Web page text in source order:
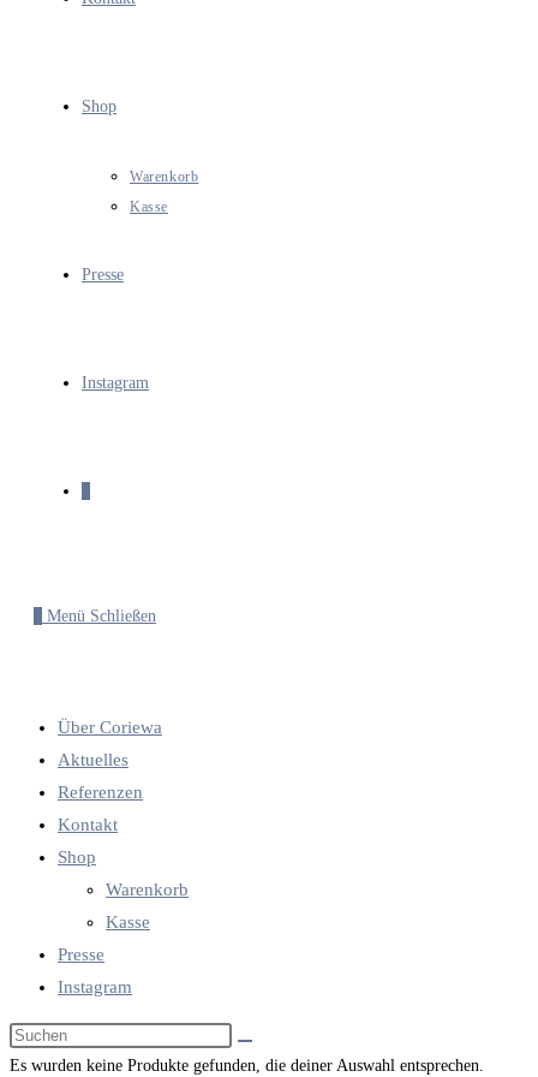
Shop
Warenkorb
Kasse
Presse
Instagram
Menü Schließen
Über Coriewa
Aktuelles
Referenzen
Kontakt
Shop
Warenkorb
Kasse
Presse
Instagram
Diese
Website
Es wurden keine Produkte gefunden, die deiner Auswahl entsprechen.